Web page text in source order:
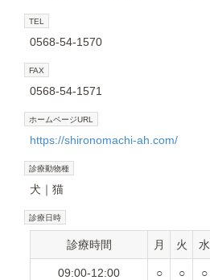
TEL
0568-54-1570
FAX
0568-54-1571
ホームページURL
https://shironomachi-ah.com/
診療動物種
犬 猫
診療日時
診療時間 月 火 水
09:00-12:00 ○ ○ ○